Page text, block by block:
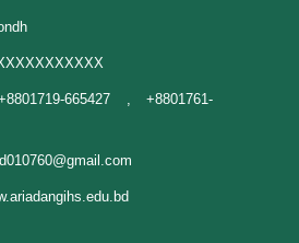
665427 , +8801761-